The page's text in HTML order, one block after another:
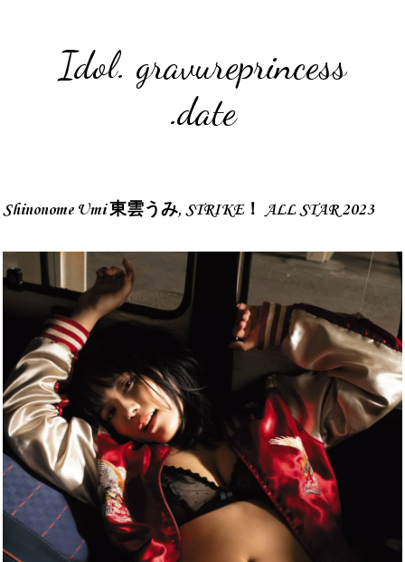
Idol. gravureprincess
.date
Shinonome Umi 東雲うみ, STRIKE！ ALL STAR 2023